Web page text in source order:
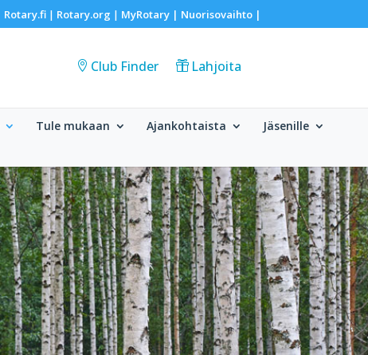
Rotary.fi| Rotary.org | MyRotary | Nuorisovaihto|
Club Finder Lahjoita
Tule mukaan Ajankohtaista
Jäsenille